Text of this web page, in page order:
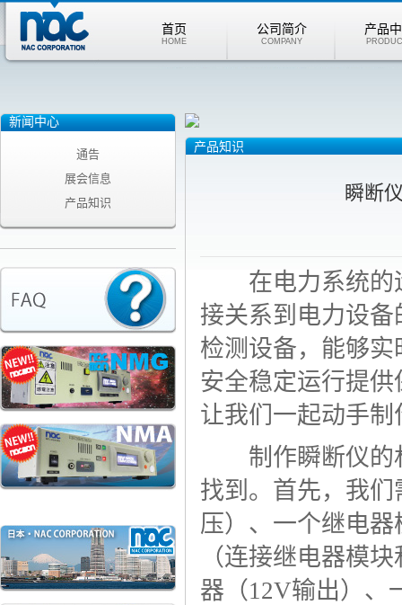
首页
HOME
公司简介
COMPANY
产品
新闻中心
通告
展会信息
产品知识
产品知识
瞬断
在电力系统的运
接关系到电力设
检测设备，能够
安全稳定运行提
让我们一起动手
制作瞬断仪的材
找到。首先，我
压）、一个继电
（连接继电器模
器（12V输出）、